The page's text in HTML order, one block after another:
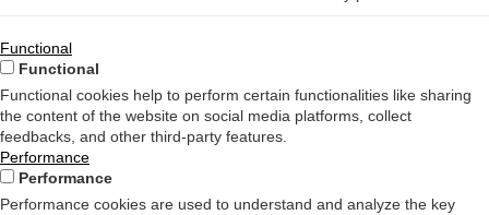
Functional
Functional
Functional cookies help to perform certain functionalities like sharing
the content of the website on social media platforms, collect
feedbacks, and other third-party features.
Performance
Performance
Performance cookies are used to understand and analyze the key